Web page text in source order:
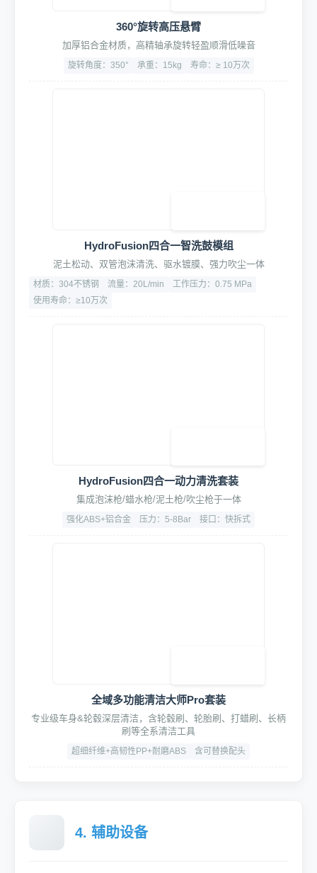
360°旋转高压悬臂
加厚铝合金材质，高精轴承旋转轻盈顺滑低噪音
旋转角度：350° 承重：15kg 寿命：≥ 10万次
HydroFusion四合一智洗鼓模组
泥土松动、双管泡沫清洗、驱水镀膜、强力吹尘一体
材质：304不锈钢 流量：20L/min
工作压力：0.75 MPa
使用寿命：≥10万次
HydroFusion四合一动力清洗套装
集成泡沫枪/蜡水枪/泥土枪/吹尘枪于一体
强化ABS+铝合金 压力：5-8Bar 接口：快拆式
全域多功能清洁大师Pro套装
专业级车身&轮毂深层清洁，含轮毂刷、轮胎刷、打蜡刷、长柄
刷等全系清洁工具
超细纤维+高韧性PP+耐磨ABS 含可替换配头
4. 辅助设备